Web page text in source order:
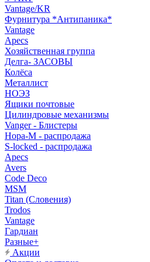
Vantage/KR
Фурнитура *Антипаника*
Vantage
Apecs
Хозяйственная группа
Делга- ЗАСОВЫ
Колёса
Металлист
НОЭЗ
Ящики почтовые
Цилиндровые механизмы
Vanger - Блистеры
Нора-М - распродажа
S-locked - распродажа
Apecs
Avers
Code Deco
MSM
Titan (Словения)
Trodos
Vantage
Гардиан
Разные+
Акции